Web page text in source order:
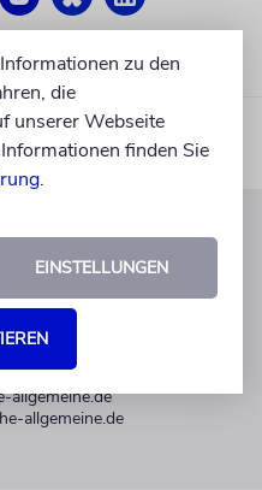
0
Uhr
allgemeine.de
allgemeine.de
zu den
die
unserer Webseite
finden Sie
.
EINSTELLUNGEN